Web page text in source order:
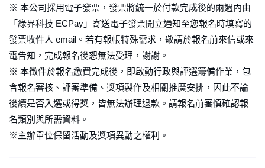
※ 本公司採用電子發票，發票將統一於付款完成後的兩週內由
「綠界科技 ECPay」寄送電子發票開立通知至您報名時填寫的
發票收件人 email。若有報帳特殊需求，敬請於報名前來信或來
電告知，完成報名後恕無法受理，謝謝。
※ 本徵件於報名繳費完成後，即啟動行政與評選籌備作業，包
含報名審核、評審準備、獎項製作及相關推廣安排，因此不論
後續是否入選或得獎，皆無法辦理退款。請報名前審慎確認報
名類別與所需資料。
※主辦單位保留活動及獎項異動之權利。